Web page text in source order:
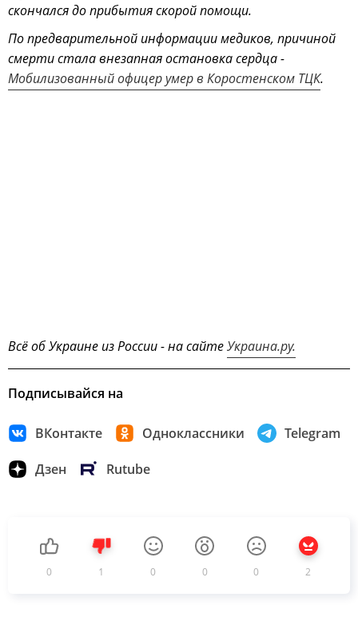
скончался до прибытия скорой помощи.
По предварительной информации медиков, причиной
смерти стала внезапная остановка сердца -
Мобилизованный офицер умер в Коростенском ТЦК.
Всё об Украине из России - на сайтеУкраина.ру.
Подписывайся на
ВКонтакте Одноклассники Telegram
Дзен Rutube
0 1 0 0 0 2